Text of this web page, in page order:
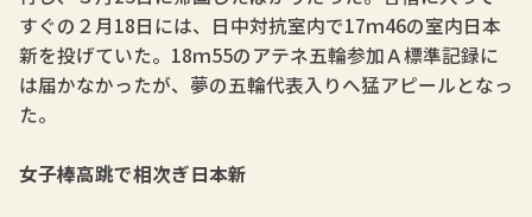
すぐの２月18日には、日中対抗室内で17ｍ46の室内日本
新を投げていた。18ｍ55のアテネ五輪参加Ａ標準記録に
は届かなかったが、夢の五輪代表入りへ猛アピールとなっ
た。
女子棒高跳で相次ぎ日本新